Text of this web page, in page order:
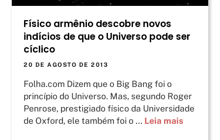
Físico armênio descobre novos
indícios de que o Universo pode ser
cíclico
20 DE AGOSTO DE 2013
Folha.com Dizem que o Big Bang foi o
princípio do Universo. Mas, segundo Roger
Penrose, prestigiado físico da Universidade
de Oxford, ele também foi o ... Leia mais